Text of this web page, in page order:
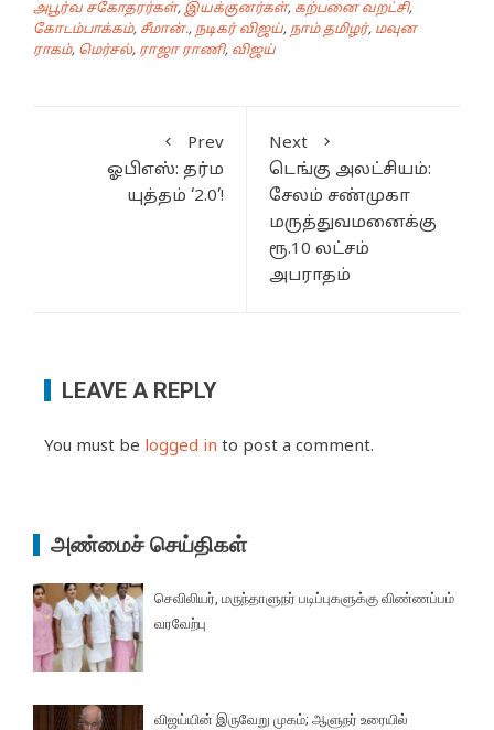
அபூர்வ சகோதரர்கள், இயக்குனர்கள், கற்பனை வறட்சி,
கோடம்பாக்கம், சீமான்., நடிகர் விஜய், நாம் தமிழர், மவுன
ராகம், மெர்சல், ராஜா ராணி, விஜய்
Prev
ஓபிஎஸ்: தர்ம
யுத்தம் ‘2.0’!
Next
டெங்கு அலட்சியம்:
சேலம் சண்முகா
மருத்துவமனைக்கு
ரூ.10 லட்சம்
அபராதம்
LEAVE A REPLY
You must be logged in to post a comment.
அண்மைச் செய்திகள்
செவிலியர், மருந்தாளுநர் படிப்புகளுக்கு விண்ணப்பம்
வரவேற்பு
விஜய்யின் இருவேறு முகம்; ஆளுநர் உரையில்